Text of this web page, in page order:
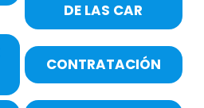
DE LAS CAR
CONTRATACIÓN